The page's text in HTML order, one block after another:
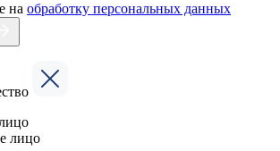
на обработку персональных данных
лицо